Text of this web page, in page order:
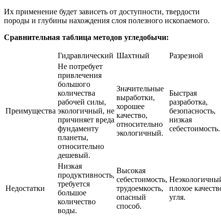
Их применение будет зависеть от доступности, твердости
породы и глубины нахождения слоя полезного ископаемого.
Сравнительная таблица методов угледобычи:
Гидравлический Шахтный Разрезной
Преимущества
Не потребует
привлечения
большого
количества
рабочей силы,
экологичный, не
причиняет вреда
фундаменту
планеты,
относительно
дешевый.
Значительные
выработки,
хорошее
качество,
относительно
экологичный.
Быстрая
разработка,
безопасность,
низкая
себестоимость.
Недостатки
Низкая
продуктивность,
требуется
большое
количество
воды.
Высокая
себестоимость,
трудоемкость,
опасный
способ.
плохое
угля.